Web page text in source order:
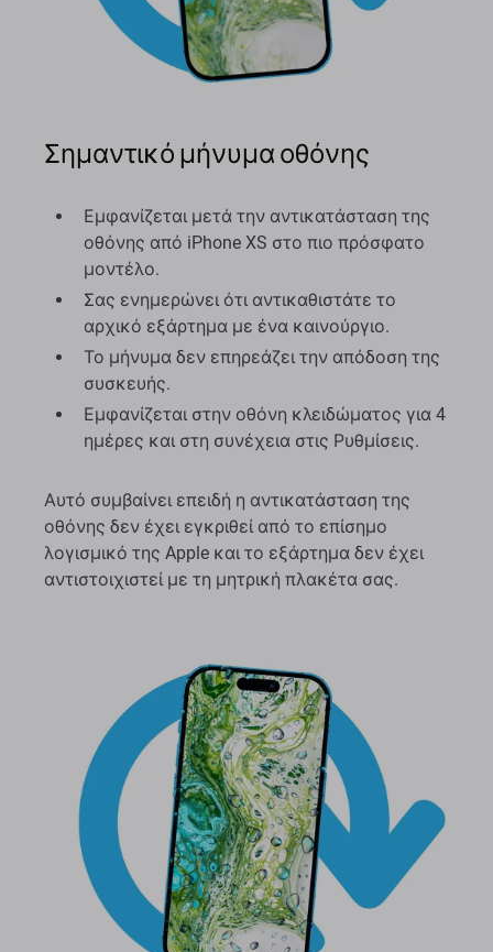
Σημαντικό μήνυμα οθόνης
Εμφανίζεται μετά την αντικατάσταση της
οθόνης από iPhone XS στο πιο πρόσφατο
μοντέλο.
Σας ενημερώνει ότι αντικαθιστάτε το
αρχικό εξάρτημα με ένα καινούργιο.
Το μήνυμα δεν επηρεάζει την απόδοση της
συσκευής.
Εμφανίζεται στην οθόνη κλειδώματος για 4
ημέρες και στη συνέχεια στις Ρυθμίσεις.
Αυτό συμβαίνει επειδή η αντικατάσταση της
οθόνης δεν έχει εγκριθεί από το επίσημο
λογισμικό της Apple και το εξάρτημα δεν έχει
αντιστοιχιστεί με τη μητρική πλακέτα σας.